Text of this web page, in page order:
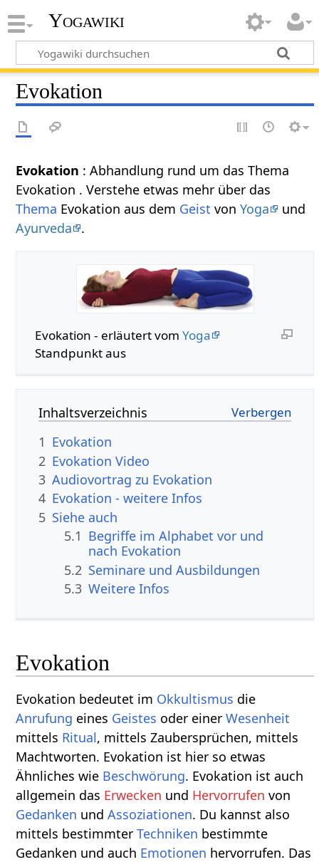
Yogawiki
Evokation
Evokation : Abhandlung rund um das Thema
Evokation . Verstehe etwas mehr über das
Thema Evokation aus dem Geist vonYoga
und
Ayurveda
.
Evokation - erläutert vom Yoga
Standpunkt aus
Inhaltsverzeichnis
1 Evokation
2 Evokation Video
3 Audiovortrag zu Evokation
4 Evokation - weitere Infos
5 Siehe auch
5.1 Begriffe im Alphabet vor und
nach Evokation
5.2 Seminare und Ausbildungen
5.3 Weitere Infos
Evokation
Evokation bedeutet im Okkultismus die
Anrufung eines Geistes oder einerWesenheit
mittels Ritual, mittels Zaubersprüchen, mittels
Machtworten. Evokation ist hier so etwas
Ähnliches wie Beschwörung. Evokation ist auch
allgemein das Erwecken und Hervorrufen von
Gedanken undAssoziationen. Du kannst also
mittels bestimmterTechniken bestimmte
Gedanken und auch Emotionen hervorrufen. Das